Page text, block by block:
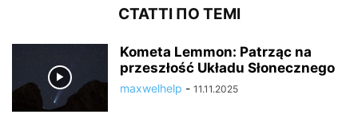
СТАТТІ ПО ТЕМІ
Kometa Lemmon: Patrząc na
przeszłość Układu Słonecznego
maxwelhelp - 11.11.2025